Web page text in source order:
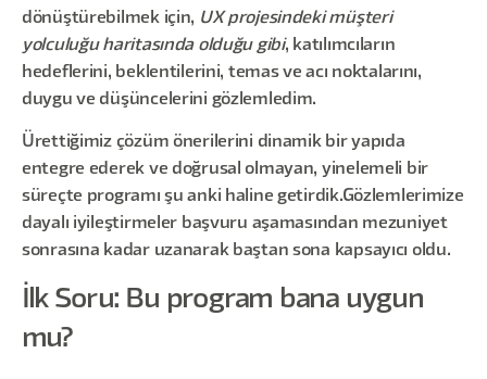
dönüştürebilmek için, UX projesindeki müşteri
yolculuğu haritasında olduğu gibi, katılımcıların
hedeflerini, beklentilerini, temas ve acı noktalarını,
duygu ve düşüncelerini gözlemledim.
Ürettiğimiz çözüm önerilerini dinamik bir yapıda
entegre ederek ve doğrusal olmayan, yinelemeli bir
süreçte programı şu anki haline getirdik.Gözlemlerimize
dayalı iyileştirmeler başvuru aşamasından mezuniyet
sonrasına kadar uzanarak baştan sona kapsayıcı oldu.
İlk Soru: Bu program bana uygun
mu?